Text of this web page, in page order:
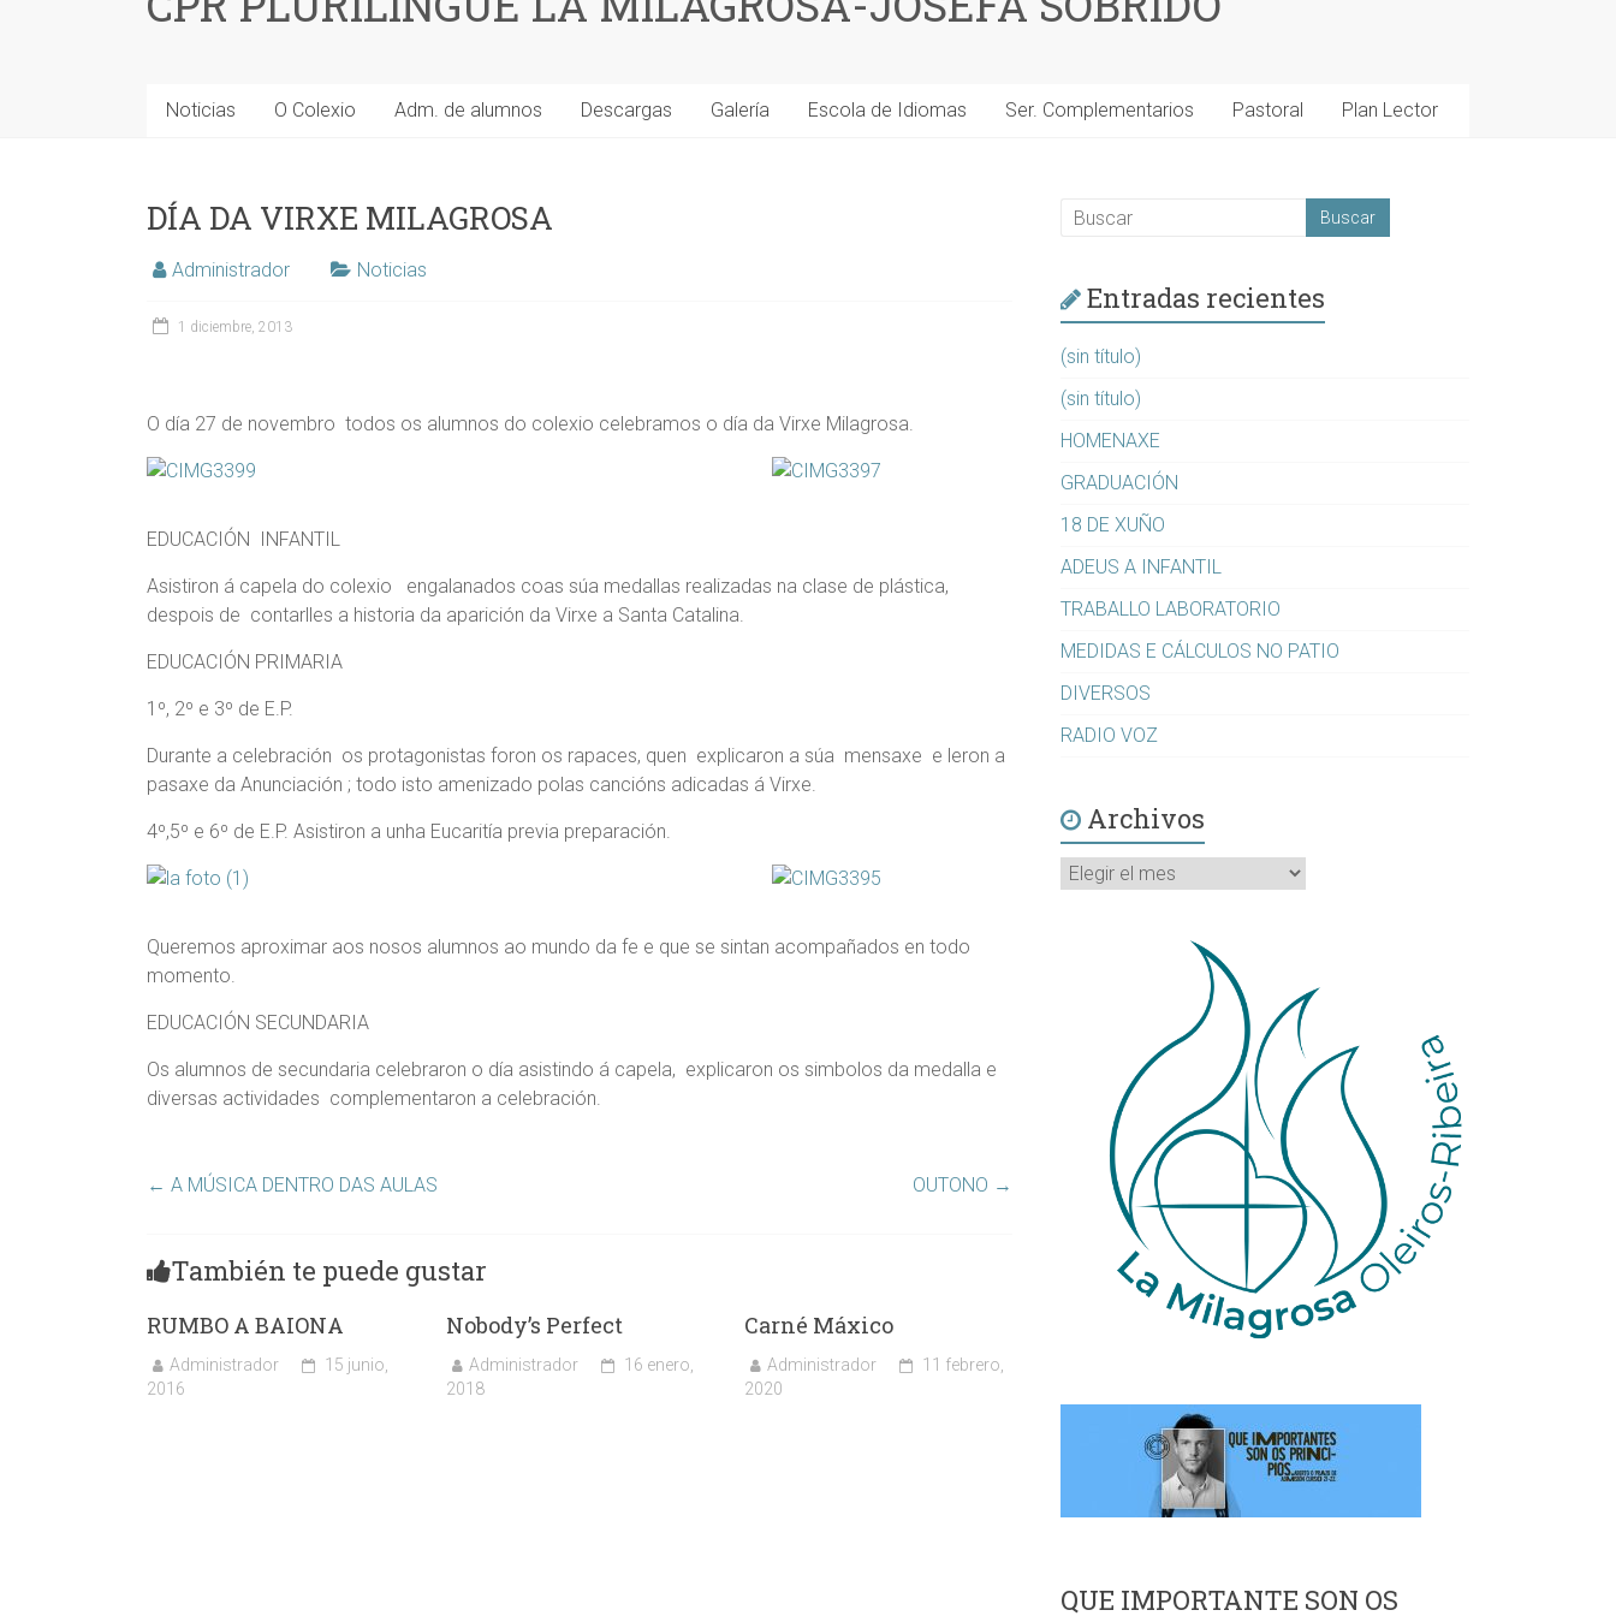
Noticias O Colexio Adm. de alumnos Descargas Galería Escola de Idiomas Ser. Complementarios Pastoral Plan Lector
DÍA DA VIRXE MILAGROSA
Administrador Noticias
1 diciembre, 2013
O día 27 de novembro todos os alumnos do colexio celebramos o día da Virxe Milagrosa.
EDUCACIÓN INFANTIL
Asistiron á capela do colexio engalanados coas súa medallas realizadas na clase de plástica,
despois de contarlles a historia da aparición da Virxe a Santa Catalina.
EDUCACIÓN PRIMARIA
1º, 2º e 3º de E.P.
Durante a celebración os protagonistas foron os rapaces, quen explicaron a súa mensaxe e leron a
pasaxe da Anunciación ; todo isto amenizado polas cancións adicadas á Virxe.
4º,5º e 6º de E.P. Asistiron a unha Eucaritía previa preparación.
Queremos aproximar aos nosos alumnos ao mundo da fe e que se sintan acompañados en todo
momento.
EDUCACIÓN SECUNDARIA
Os alumnos de secundaria celebraron o día asistindo á capela, explicaron os simbolos da medalla e
diversas actividades complementaron a celebración.
← A MÚSICA DENTRO DAS AULAS OUTONO →
También te puede gustar
RUMBO A BAIONA
Administrador
15 junio,
2016
Nobody’s Perfect
Administrador
16 enero,
2018
Carné Máxico
Administrador
11 febrero,
2020
Entradas recientes
(sin título)
(sin título)
HOMENAXE
GRADUACIÓN
18 DE XUÑO
ADEUS A INFANTIL
TRABALLO LABORATORIO
MEDIDAS E CÁLCULOS NO PATIO
DIVERSOS
RADIO VOZ
Archivos
Archivos
QUE IMPORTANTE SON OS